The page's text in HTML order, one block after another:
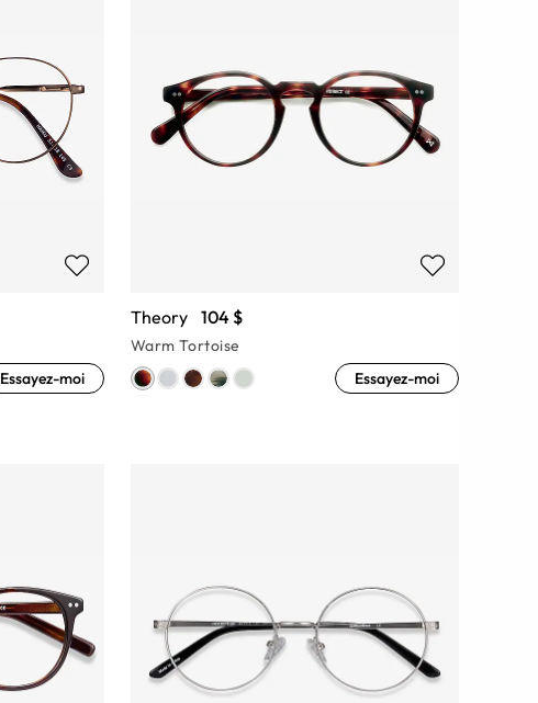
Essayez-moi
Theory 104 $
Warm Tortoise
Essayez-moi